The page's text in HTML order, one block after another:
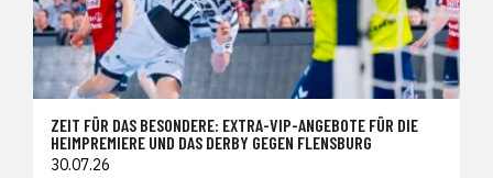
ZEIT FÜR DAS BESONDERE: EXTRA-VIP-ANGEBOTE FÜR DIE
HEIMPREMIERE UND DAS DERBY GEGEN FLENSBURG
30.07.26